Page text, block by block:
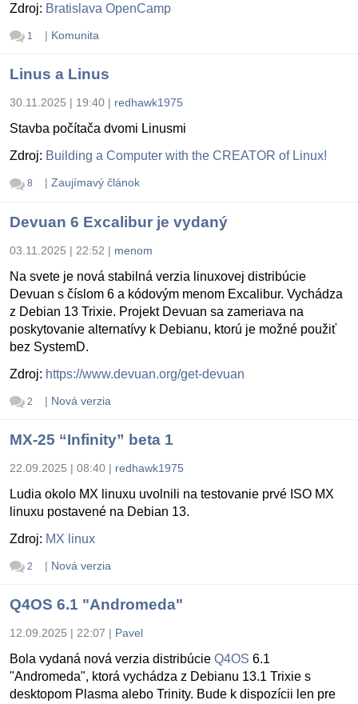
Zdroj: Bratislava OpenCamp
1 | Komunita
Linus a Linus
30.11.2025 | 19:40 | redhawk1975
Stavba počítača dvomi Linusmi
Zdroj: Building a Computer with the CREATOR of Linux!
8 | Zaujímavý článok
Devuan 6 Excalibur je vydaný
03.11.2025 | 22:52 | menom
Na svete je nová stabilná verzia linuxovej distribúcie
Devuan s číslom 6 a kódovým menom Excalibur. Vychádza
z Debian 13 Trixie. Projekt Devuan sa zameriava na
poskytovanie alternatívy k Debianu, ktorú je možné použiť
bez SystemD.
Zdroj: https://www.devuan.org/get-devuan
2 | Nová verzia
MX-25 “Infinity” beta 1
22.09.2025 | 08:40 | redhawk1975
Ludia okolo MX linuxu uvolnili na testovanie prvé ISO MX
linuxu postavené na Debian 13.
Zdroj: MX linux
2 | Nová verzia
Q4OS 6.1 "Andromeda"
12.09.2025 | 22:07 | Pavel
Bola vydaná nová verzia distribúcie Q4OS 6.1
"Andromeda", ktorá vychádza z Debianu 13.1 Trixie s
desktopom Plasma alebo Trinity. Bude k dispozícii len pre